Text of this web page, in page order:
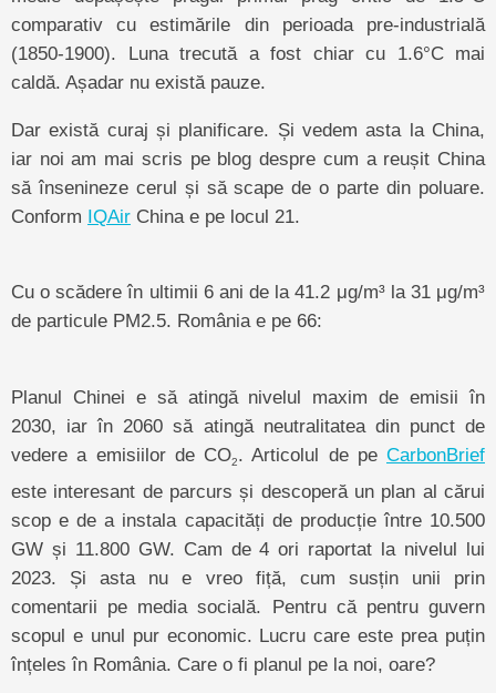
comparativ cu estimările din perioada pre-industrială
(1850-1900). Luna trecută a fost chiar cu 1.6°C mai
caldă. Așadar nu există pauze.
Dar există curaj și planificare. Și vedem asta la China,
iar noi am mai scris pe blog despre cum a reușit China
să însenineze cerul și să scape de o parte din poluare.
Conform IQAir China e pe locul 21.
Cu o scădere în ultimii 6 ani de la 41.2 μg/m³ la 31 μg/m³
de particule PM2.5. România e pe 66:
Planul Chinei e să atingă nivelul maxim de emisii în
2030, iar în 2060 să atingă neutralitatea din punct de
vedere a emisiilor de CO2 . Articolul de pe CarbonBrief
este interesant de parcurs și descoperă un plan al cărui
scop e de a instala capacități de producție între 10.500
GW și 11.800 GW. Cam de 4 ori raportat la nivelul lui
2023. Și asta nu e vreo fiță, cum susțin unii prin
comentarii pe media socială. Pentru că pentru guvern
scopul e unul pur economic. Lucru care este prea puțin
înțeles în România. Care o fi planul pe la noi, oare?